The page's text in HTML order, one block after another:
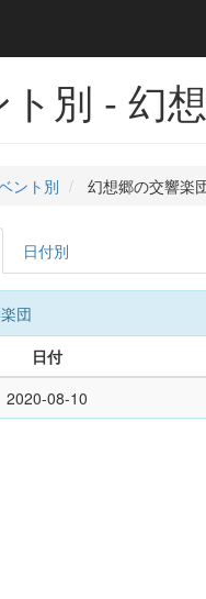
別 - 幻
ント別 幻想郷の交響楽
日付別
団
日付
2020-08-10